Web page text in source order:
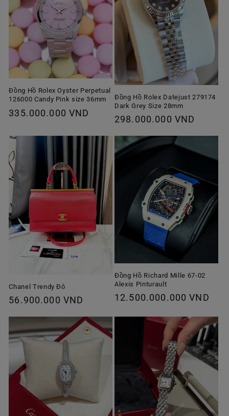
Đồng Hồ Rolex Oyster Perpetual
126000 Candy Pink size 36mm
Giá
thường
335.000.000 VND
Đồng Hồ Rolex Datejust 279174
Dark Grey Size 28mm
Giá
thường
298.000.000 VND
Chanel Trendy Đỏ
Giá
thường
56.900.000 VND
Đồng Hồ Richard Mille 67-02
Alexis Pinturault
Giá
12.500.000.000 VND